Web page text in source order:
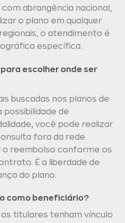
abrangência nacional,
o plano em qualquer
o atendimento é
específica.
escolher onde ser
buscadas nos planos de
possibilidade de
você pode realizar
fora da rede
o reembolso conforme os
É a liberdade de
do plano.
como beneficiário?
os titulares tenham vínculo